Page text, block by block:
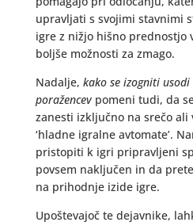
upravljati s svojimi stavnimi
igre z nižjo hišno prednostjo
boljše možnosti za zmago.
Nadalje, kako se izogniti
poražencevpomeni tudi, da
zanesti izključno na srečo ali
‘hladne igralne avtomate’.
pristopiti k igri pripravljeni
povsem naključen in da
na prihodnje izide igre.
Upoštevajoč te dejavnike,